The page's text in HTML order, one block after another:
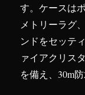
す。ケースは
メトリーラグ
ンドをセッテ
ァイアクリス
を備え、30m防